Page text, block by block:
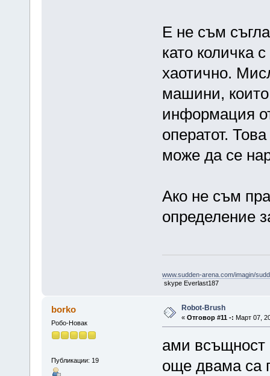
Е не съм
като количка
хаотично.
машини,
информация
оператот.
може да се
Ако не съм
определение
www.sudden-arena.com/imagin/
skype Everlast187
borko
Робо-Новак
Публикации: 19
Robot-Brush
« Отговор #11 -: Март 07,
ами всъщност
още двама са